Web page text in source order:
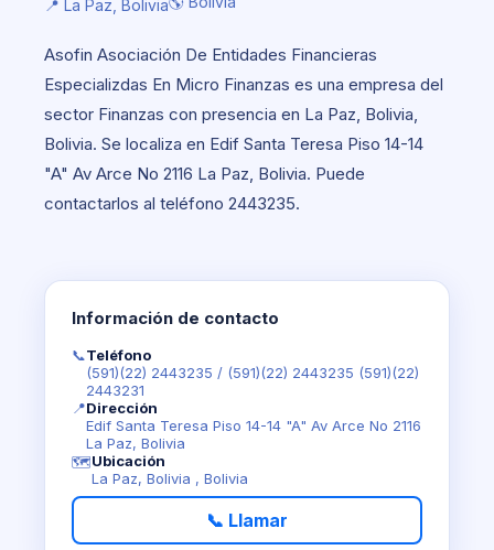
📍 La Paz, Bolivia
Asofin Asociación De Entidades Financieras
Especializdas En Micro Finanzas es una empresa del
sector Finanzas con presencia en La Paz, Bolivia,
Bolivia. Se localiza en Edif Santa Teresa Piso 14-14
"A" Av Arce No 2116 La Paz, Bolivia. Puede
contactarlos al teléfono 2443235.
Información de contacto
📞Teléfono
(591)(22) 2443235 / (591)(22) 2443235 (591)(22)
2443231
📍Dirección
Edif Santa Teresa Piso 14-14 "A" Av Arce No 2116
La Paz, Bolivia
🗺️Ubicación
La Paz, Bolivia , Bolivia
📞 Llamar